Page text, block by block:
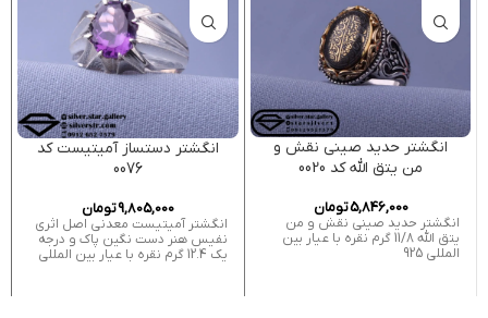
انگشتر حدید صینی نقش و
من یتق الله کد 0020
5,846,000تومان
انگشتر حدید صینی نقش و من
یتق الله 11/8 گرم نقره با عیار بین
المللی 925
انگشتر دستساز آمیتیست کد
0076
9,805,000تومان
انگشتر آمیتیست معدنی اصل اثری
نفیس هنر دست نگین پاک و درجه
یک 12.4 گرم نقره با عیار بین المللی